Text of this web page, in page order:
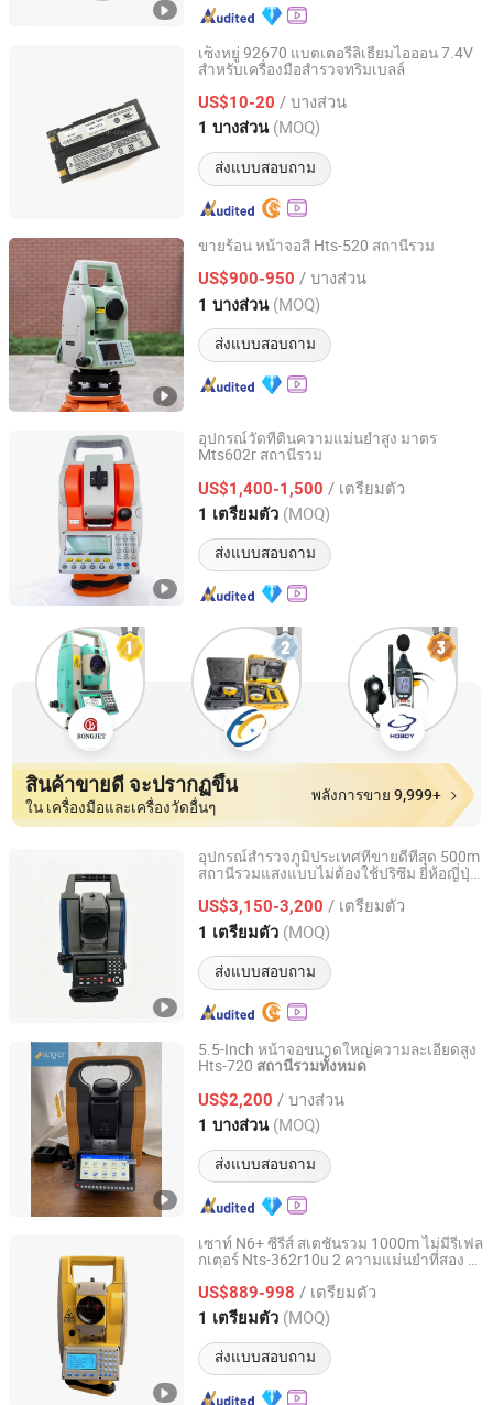
เซ็งหยู่ 92670 แบตเตอรี่ลิเธียมไอออน 7.4V
สำหรับเครื่องมือสำรวจทริมเบลล์
US$10-20 / บางส่วน
1 บางส่วน (MOQ)
ส่งแบบสอบถาม
Zengyu Industrial (Shanghai) Co., Ltd.
Shanghai, China อัตราจาก 2020
ขายร้อน หน้าจอสี Hts-520 สถานีรวม
US$900-950 / บางส่วน
1 บางส่วน (MOQ)
ส่งแบบสอบถาม
Nanjing Haoce Surveying And Mapping Technology Co.,
Ltd.
Jiangsu, China อัตราจาก 2021
อุปกรณ์วัดที่ดินความแม่นยำสูง มาตร
Mts602r สถานีรวม
US$1,400-1,500 / เตรียมตัว
1 เตรียมตัว (MOQ)
ส่งแบบสอบถาม
Nanjing Cetu Surveying Instrument Co., Ltd.
Jiangsu, China อัตราจาก 2022
สินค้าขายดี จะปรากฏขึ้น
ใน เครื่องมือและเครื่องวัดอื่นๆ
พลังการขาย 9,999+
อุปกรณ์สำรวจภูมิประเทศที่ขายดีที่สุด 500m
สถานีรวมแสงแบบไม่ต้องใช้ปริซึม ยี่ห้อญี่ปุ่น
US$3,150-3,200 / เตรียมตัว
1 เตรียมตัว (MOQ)
ส่งแบบสอบถาม
Shanghai Newdi Navigation Technology Co., Ltd.
Shanghai, China อัตราจาก 2021
5.5-Inch หน้าจอขนาดใหญ่ความละเอียดสูง
Hts-720 สถานีรวมทั้งหมด
US$2,200 / บางส่วน
1 บางส่วน (MOQ)
ส่งแบบสอบถาม
Nanjing Jinma Surveying Instrument Co., Ltd.
Jiangsu, China อัตราจาก 2022
เซาท์ N6+ ซีรีส์ สเตชั่นรวม 1000m ไม่มีรีเฟล
กเตอร์ Nts-362r10u 2 ความแม่นยำที่สอง ส
US$889-998 / เตรียมตัว
1 เตรียมตัว (MOQ)
ส่งแบบสอบถาม
Jiangsu Bangjie Trading Co., Ltd.
Jiangsu, China อัตราจาก 2023